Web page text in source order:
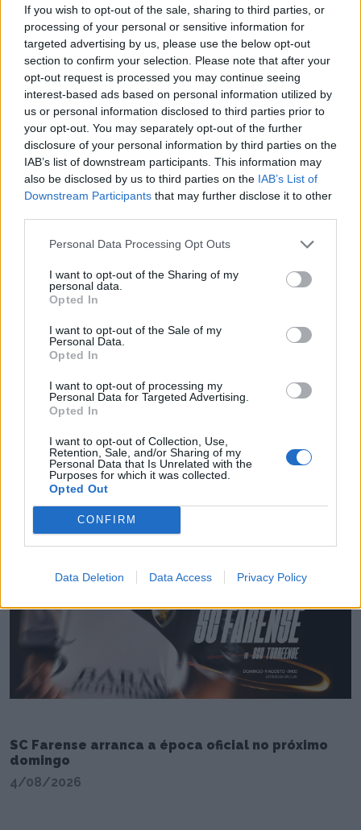
If you wish to opt-out of the sale, sharing to third parties, or
processing of your personal or sensitive information for
targeted advertising by us, please use the below opt-out
section to confirm your selection. Please note that after your
opt-out request is processed you may continue seeing
interest-based ads based on personal information utilized by
us or personal information disclosed to third parties prior to
your opt-out. You may separately opt-out of the further
disclosure of your personal information by third parties on the
IAB’s list of downstream participants. This information may
also be disclosed by us to third parties on the IAB’s List of
Downstream Participants that may further disclose it to other
Personal Data Processing Opt Outs
I want to opt-out of the Sharing of my
personal data.
Opted In
I want to opt-out of the Sale of my
Personal Data.
Opted In
I want to opt-out of processing my
Personal Data for Targeted Advertising.
Opted In
I want to opt-out of Collection, Use,
Retention, Sale, and/or Sharing of my
Personal Data that Is Unrelated with the
Purposes for which it was collected.
Opted Out
CONFIRM
Data Deletion Data Access Privacy Policy
Últimas Notícias
União das Freguesias de Faro organiza visita à
Festa das Flores 2026
6/08/2026
Radares de Velocidade | Faro | agosto 2026
5/08/2026
SC Farense arranca a época oficial no próximo
domingo
4/08/2026